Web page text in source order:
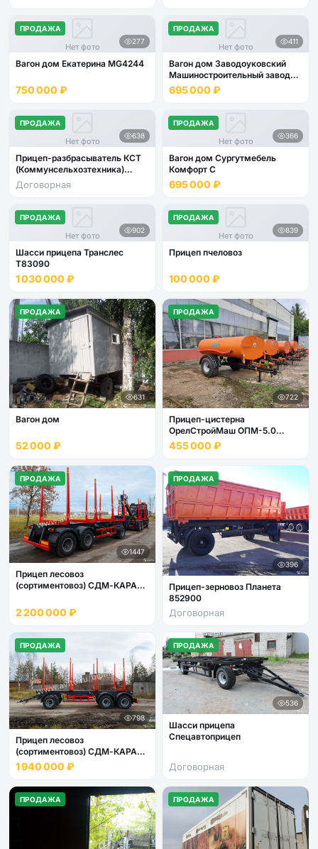
ПРОДАЖА
277
Нет фото
Вагон дом Екатерина МG4244
750 000 ₽
ПРОДАЖА
411
Нет фото
Вагон дом Заводоуковский
Машиностроительный завод
Кедр 4 места
695 000 ₽
ПРОДАЖА
638
Нет фото
Прицеп-разбрасыватель КСТ
(Коммунсельхозтехника)
РСР-03
Договорная
ПРОДАЖА
366
Нет фото
Вагон дом Сургутмебель
Комфорт С
695 000 ₽
ПРОДАЖА
902
Нет фото
Шасси прицепа Транслес
T83090
1 030 000 ₽
ПРОДАЖА
839
Нет фото
Прицеп пчеловоз
100 000 ₽
ПРОДАЖА
631
Вагон дом
52 000 ₽
ПРОДАЖА
722
Прицеп-цистерна
ОрелСтройМаш ОПМ-5.0
(тракторный поливомоечный)
455 000 ₽
ПРОДАЖА
1447
Прицеп лесовоз
(сортиментовоз) СДМ-КАРАТ
2 200 000 ₽
ПРОДАЖА
396
Прицеп-зерновоз Планета
852900
Договорная
ПРОДАЖА
798
Прицеп лесовоз
(сортиментовоз) СДМ-КАРАТ
7078F6
1 940 000 ₽
ПРОДАЖА
536
Шасси прицепа
Спецавтоприцеп
Договорная
ПРОДАЖА ПРОДАЖА